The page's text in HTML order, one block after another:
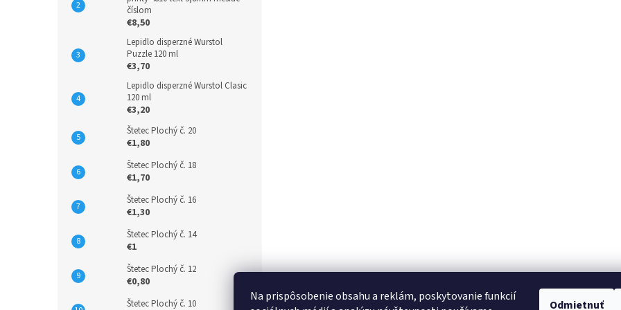
Na prispôsobenie obsahu a reklám, poskytovanie funkcií
Odmietnuť
číslom
€8,50
Lepidlo disperzné Wurstol
Puzzle 120 ml
€3,70
Lepidlo disperzné Wurstol Clasic
120 ml
€3,20
Štetec Plochý č. 20
€1,80
Štetec Plochý č. 18
€1,70
Štetec Plochý č. 16
€1,30
Štetec Plochý č. 14
€1
Štetec Plochý č. 12
€0,80
Štetec Plochý č. 10